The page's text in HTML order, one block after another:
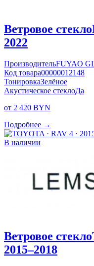
Ветровое стекло
2022
ПроизводительFUYAO
Код товара00000012148
ТонировкаЗелёное
Акустическое стеклоДа
от 2 420 BYN
Подробнее →
В наличии
Ветровое стекло
2015–2018